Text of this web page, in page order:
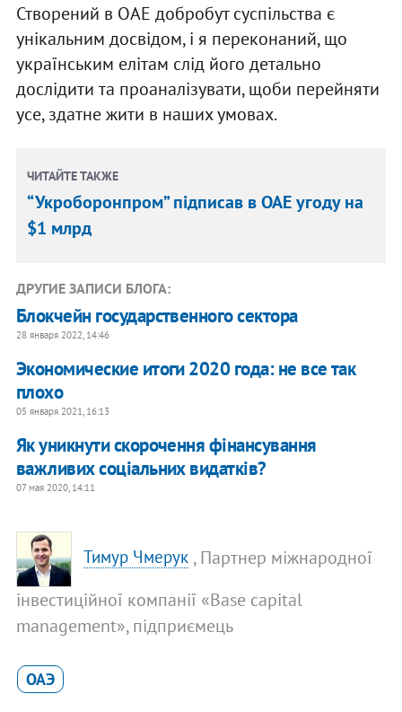
Створений в ОАЕ добробут суспільства є
унікальним досвідом, і я переконаний, що
українським елітам слід його детально
дослідити та проаналізувати, щоби перейняти
усе, здатне жити в наших умовах.
ЧИТАЙТЕ ТАКЖЕ
“Укроборонпром” підписав в ОАЕ угоду на
$1 млрд
ДРУГИЕ ЗАПИСИ БЛОГА:
Блокчейн государственного сектора
28 января 2022, 14:46
Экономические итоги 2020 года: не все так
плохо
05 января 2021, 16:13
Як уникнути скорочення фінансування
важливих соціальних видатків?
07 мая 2020, 14:11
Тимур Чмерук , Партнер міжнародної
інвестиційної компанії «Base capital
management», підприємець
ОАЭ